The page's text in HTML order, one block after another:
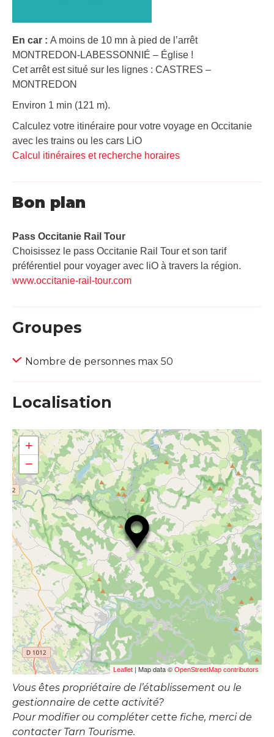
En car : A moins de 10 mn à pied de l’arrêt
MONTREDON-LABESSONNIÉ – Église !
Cet arrêt est situé sur les lignes : CASTRES –
MONTREDON
Environ 1 min (121 m).
Calculez votre itinéraire pour votre voyage en Occitanie
avec les trains ou les cars LiO
Calcul itinéraires et recherche horaires
Bon plan
Pass Occitanie Rail Tour​
Choisissez le pass Occitanie Rail Tour et son tarif
préférentiel pour voyager avec liO à travers la région.
www.occitanie-rail-tour.com
Groupes
Nombre de personnes max 50
Localisation
+
−
Leaflet | Map data © OpenStreetMap contributors
Vous êtes propriétaire de l’établissement ou le
gestionnaire de cette activité?
Pour modifier ou compléter cette fiche, merci de
contacter Tarn Tourisme.